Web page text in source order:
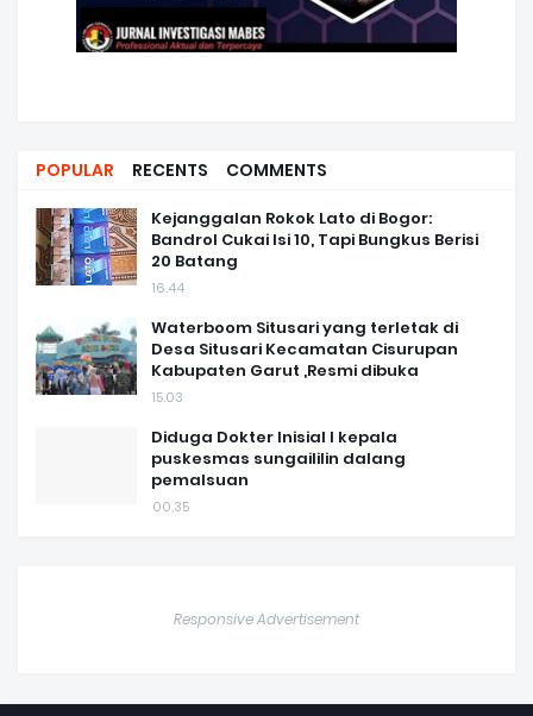
POPULAR RECENTS COMMENTS
Kejanggalan Rokok Lato di Bogor:
Bandrol Cukai Isi 10, Tapi Bungkus Berisi
20 Batang
16.44
Waterboom Situsari yang terletak di
Desa Situsari Kecamatan Cisurupan
Kabupaten Garut ,Resmi dibuka
15.03
Diduga Dokter Inisial I kepala
puskesmas sungaililin dalang
pemalsuan
00.35
Responsive Advertisement